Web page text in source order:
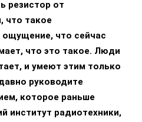
резистор от
что такое
ощущение, что сейчас
что это такое. Люди
и умеют этим только
руководите
которое раньше
институт радиотехники,